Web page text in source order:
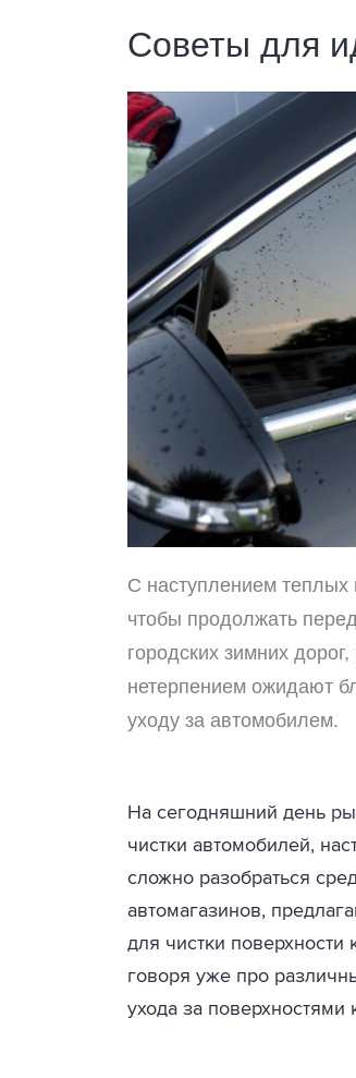
Советы для
С наступлением теплых
чтобы продолжать
городских зимних
нетерпением ожидают
уходу за автомобилем.
На сегодняшний день
чистки автомобилей,
сложно разобраться
автомагазинов,
для чистки
говоря уже про
ухода за